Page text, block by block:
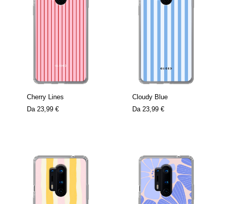
Cherry Lines
Da 23,99 €
Cloudy Blue
Da 23,99 €